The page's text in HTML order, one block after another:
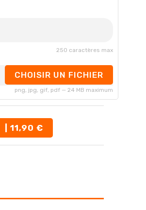
| 11,90 €
250 caractères max
CHOISIR UN FICHIER
png, jpg, gif, pdf — 24 MB maximum